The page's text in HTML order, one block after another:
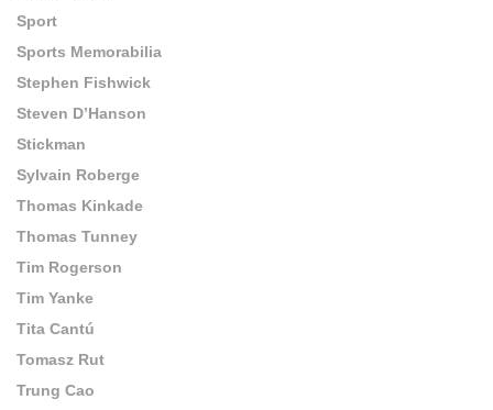
Sport
Sports Memorabilia
Stephen Fishwick
Steven D’Hanson
Stickman
Sylvain Roberge
Thomas Kinkade
Thomas Tunney
Tim Rogerson
Tim Yanke
Tita Cantú
Tomasz Rut
Trung Cao